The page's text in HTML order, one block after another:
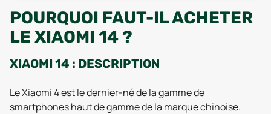
POURQUOI FAUT-IL ACHETER
LE XIAOMI 14 ?
XIAOMI 14 : DESCRIPTION
Le Xiaomi 4 est le dernier-né de la gamme de
smartphones haut de gamme de la marque chinoise.